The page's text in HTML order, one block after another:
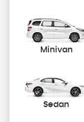
Minivan
Sedan